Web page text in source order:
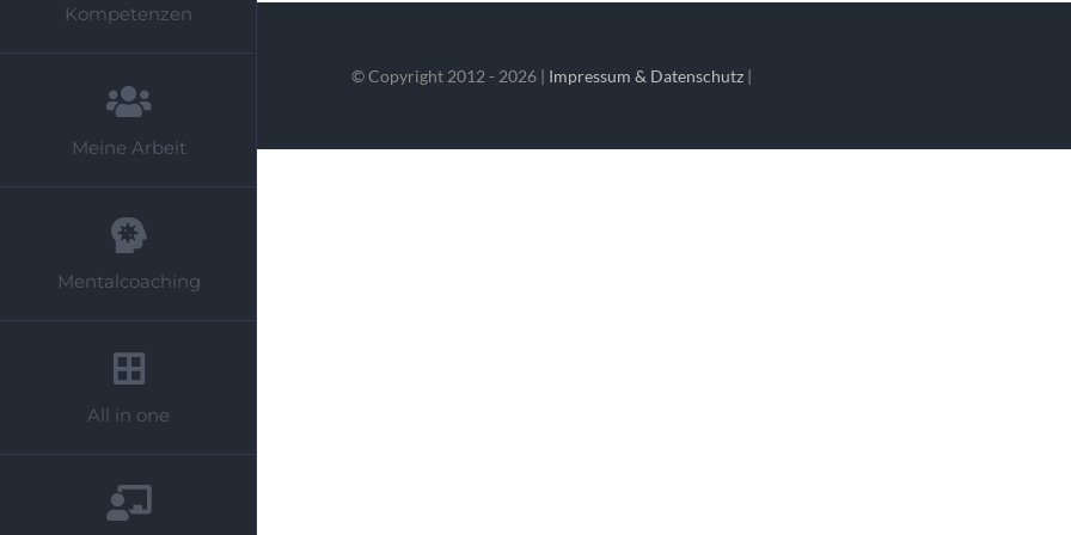
Kompetenzen
Meine Arbeit
Mentalcoaching
All in one
© Copyright 2012 - 2026 | Impressum & Datenschutz